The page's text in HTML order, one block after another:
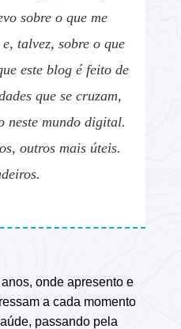
sobre o que me
talvez, sobre o que
este blog é feito de
que se cruzam,
neste mundo digital.
outros mais úteis.
onde apresento e
a cada momento
passando pela